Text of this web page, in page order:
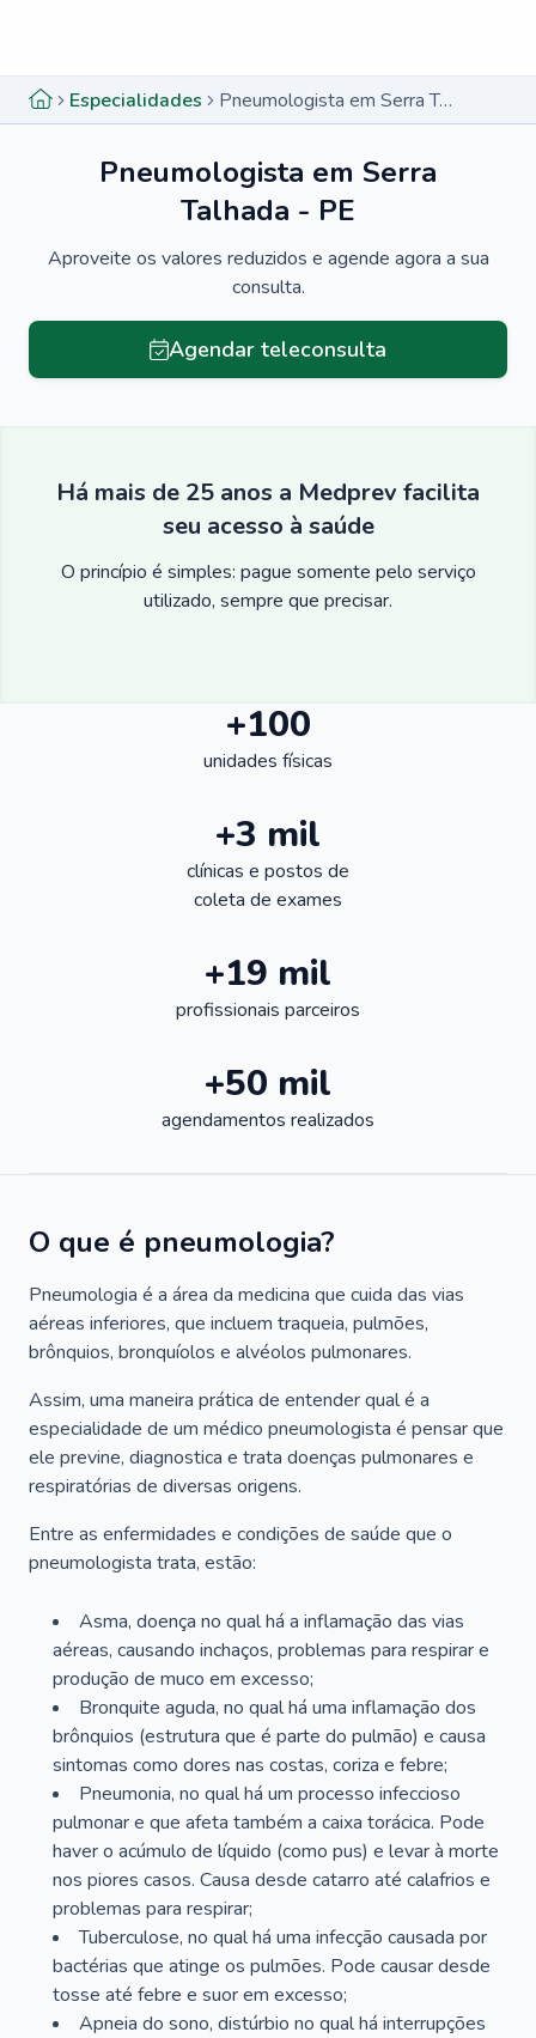
Especialidades Pneumologista em Serra Talhada - PE
Pneumologista em Serra
Talhada - PE
Aproveite os valores reduzidos e agende agora a sua
consulta.
Agendar teleconsulta
Há mais de 25 anos a Medprev facilita
seu acesso à saúde
O princípio é simples: pague somente pelo serviço
utilizado, sempre que precisar.
+100
unidades físicas
+3 mil
clínicas e postos de
coleta de exames
+19 mil
profissionais parceiros
+50 mil
agendamentos realizados
O que é pneumologia?
Pneumologia é a área da medicina que cuida das vias
aéreas inferiores, que incluem traqueia, pulmões,
brônquios, bronquíolos e alvéolos pulmonares.
Assim, uma maneira prática de entender qual é a
especialidade de um médico pneumologista é pensar que
ele previne, diagnostica e trata doenças pulmonares e
respiratórias de diversas origens.
Entre as enfermidades e condições de saúde que o
pneumologista trata, estão:
Asma, doença no qual há a inflamação das vias
aéreas, causando inchaços, problemas para respirar e
produção de muco em excesso;
Bronquite aguda, no qual há uma inflamação dos
brônquios (estrutura que é parte do pulmão) e causa
sintomas como dores nas costas, coriza e febre;
Pneumonia, no qual há um processo infeccioso
pulmonar e que afeta também a caixa torácica. Pode
haver o acúmulo de líquido (como pus) e levar à morte
nos piores casos. Causa desde catarro até calafrios e
problemas para respirar;
Tuberculose, no qual há uma infecção causada por
bactérias que atinge os pulmões. Pode causar desde
tosse até febre e suor em excesso;
Apneia do sono, distúrbio no qual há interrupções